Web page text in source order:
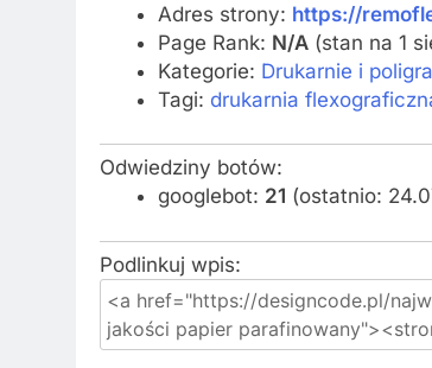
Adres strony: https://
Page Rank: N/A(stan na 1
Kategorie: Drukarnie i
Tagi: drukarnia
Odwiedziny botów:
googlebot: 21 (ostatnio:
Podlinkuj wpis: